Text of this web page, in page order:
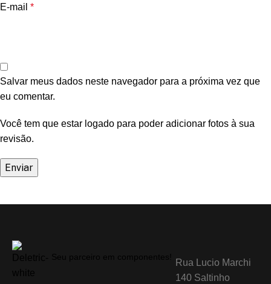
E-mail *
Salvar meus dados neste navegador para a próxima vez que
eu comentar.
Você tem que estar logado para poder adicionar fotos à sua
revisão.
Rua Lucio Marchi
140 Saltinho